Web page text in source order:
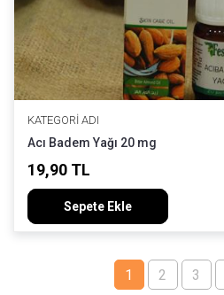
KATEGORI ADI
Acı Badem Yağı 20 mg
19,90 TL
Sepete Ekle
1 2 3